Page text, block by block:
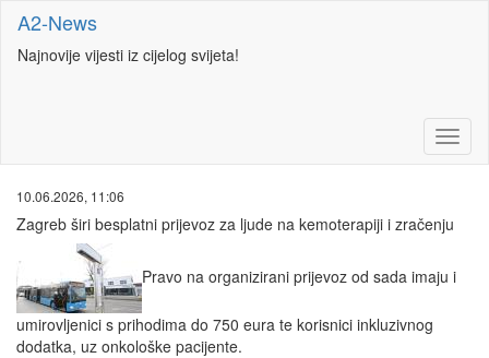
A2-News
Najnovije vijesti iz cijelog svijeta!
10.06.2026, 11:06
Zagreb širi besplatni prijevoz za ljude na kemoterapiji i zračenju
Pravo na organizirani prijevoz od sada imaju i
umirovljenici s prihodima do 750 eura te korisnici inkluzivnog
dodatka, uz onkološke pacijente.